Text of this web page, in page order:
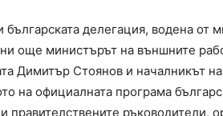
българската делегация, водена от
още министърът на външните
Димитър Стоянов и началникът
на официалната програма
правителствените ръководители,